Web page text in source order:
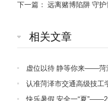
下一篇： 远离赌博陷阱 守
相关文章
虚位以待 静等你来——菏
录！认准菏泽市交通高级技工